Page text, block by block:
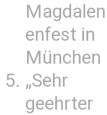
Magdalen
enfest in
München
„Sehr
geehrter